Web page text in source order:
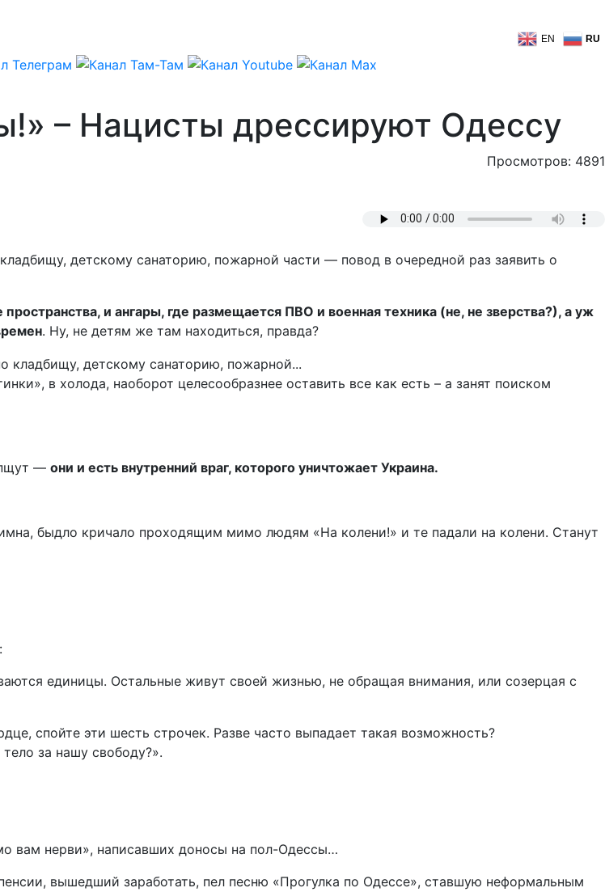
EN RU
– Нацисты дрессируют Одессу
Просмотров: 4891
детскому санаторию, пожарной части — повод в очередной раз заявить о
и ангары, где размещается ПВО и военная техника (не, не зверства?), а уж
. Ну, не детям же там находиться, правда?
в холода, наоборот целесообразнее оставить все как есть – а занят поиском
— они и есть внутренний враг, которого уничтожает Украина.
быдло кричало проходящим мимо людям «На колени!» и те падали на колени. Станут
единицы. Остальные живут своей жизнью, не обращая внимания, или созерцая с
спойте эти шесть строчек. Разве часто выпадает такая возможность?
за нашу свободу?».
вам нерви», написавших доносы на пол-Одессы…
вышедший заработать, пел песню «Прогулка по Одессе», ставшую неформальным